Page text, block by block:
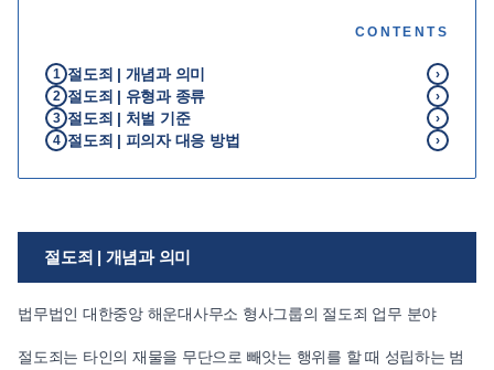
법률서식
뉴스레터/브로슈어
CONTENTS
1 절도죄 | 개념과 의미
›
2 절도죄 | 유형과 종류
›
3 절도죄 | 처벌 기준
›
4 절도죄 | 피의자 대응 방법 ›
절도죄 | 개념과 의미
법무법인 대한중앙 해운대사무소 형사그룹의 절도죄 업무 분야
절도죄는 타인의 재물을 무단으로 빼앗는 행위를 할 때 성립하는 범